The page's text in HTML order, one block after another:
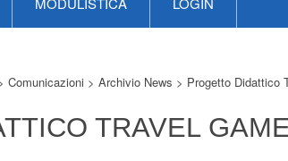
Comunicazioni > Archivio News > Progetto Didattico
TRAVEL